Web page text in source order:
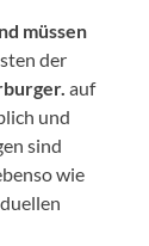
müssen
der
auf
und
sind
wie